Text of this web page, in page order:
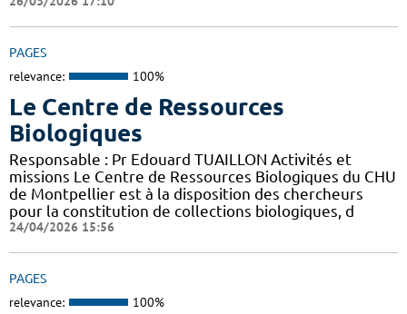
PAGES
relevance: 100%
Le Centre de Ressources
Biologiques
Responsable : Pr Edouard TUAILLON Activités et
missions Le Centre de Ressources Biologiques du CHU
de Montpellier est à la disposition des chercheurs
pour la constitution de collections biologiques, d
24/04/2026 15:56
PAGES
relevance: 100%